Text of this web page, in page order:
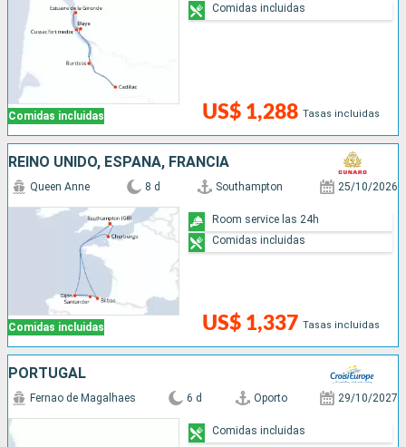
Comidas incluidas US$ 1,288 Tasas incluidas
Comidas incluidas
REINO UNIDO, ESPAÑA, FRANCIA
Comidas incluidas
Queen Anne 8 d Southampton 25/10/2026
US$ 1,337 Tasas incluidas
Room service las 24h
Comidas incluidas
PORTUGAL
Fernao de Magalhaes 6 d Oporto 29/10/2027
Comidas incluidas